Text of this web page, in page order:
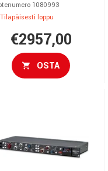
1080993
Tilapäisesti loppu
€2957,00
OSTA